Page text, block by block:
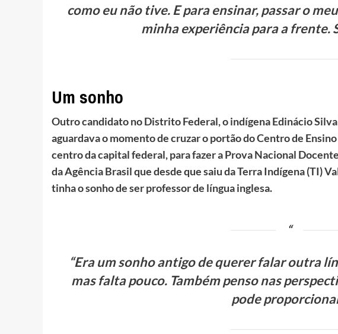
como eu não tive. E para ensinar, passar o
minha experiência para a frente.
Um sonho
Outro candidato no Distrito Federal, o indígena Edinácio
aguardava o momento de cruzar o portão do Centro de
centro da capital federal, para fazer a Prova Nacional
da Agência Brasil que desde que saiu da Terra Indígena (TI)
tinha o sonho de ser professor de língua inglesa.
“Era um sonho antigo de querer falar outra
mas falta pouco. Também penso nas
pode